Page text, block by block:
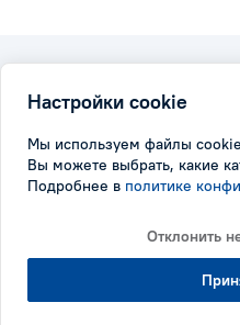
Все
Политика
Настройки cookie
Мы используем файлы
Вы можете выбрать, какие
Подробнее в политике
Отклонить